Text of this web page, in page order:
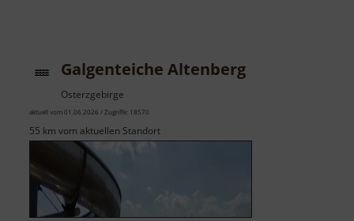
Galgenteiche Altenberg
Osterzgebirge
aktuell vom 01.06.2026 / Zugriffe: 18570
55 km vom aktuellen Standort